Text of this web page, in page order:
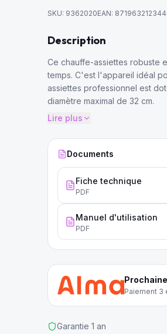
SKU: 9362020EAN:
Description
Ce chauffe-assiettes robuste
temps. C'est l'appareil idéal
assiettes professionnel est
diamètre maximal de 32 cm.
Lire plus
Documents
Fiche technique
PDF
Manuel d'utilisation
PDF
Paiement 3
Garantie 1 an